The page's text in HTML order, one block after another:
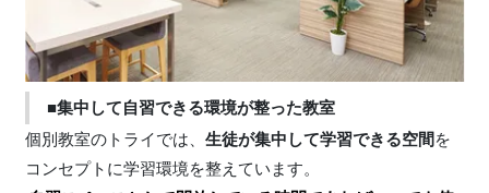
■集中して自習できる環境が整った教室
個別教室のトライでは、 生徒が集中して学習できる空間 を
コンセプトに学習環境を整えています。